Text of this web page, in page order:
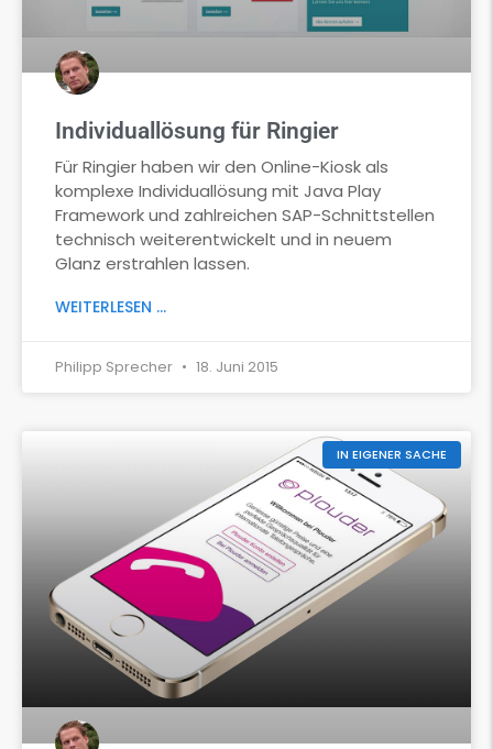
Individuallösung für Ringier
Für Ringier haben wir den Online-Kiosk als
komplexe Individuallösung mit Java Play
Framework und zahlreichen SAP-Schnittstellen
technisch weiterentwickelt und in neuem
Glanz erstrahlen lassen.
WEITERLESEN ...
Philipp Sprecher 18. Juni 2015
IN EIGENER SACHE